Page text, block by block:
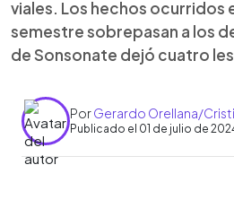
viales. Los hechos ocurridos
semestre sobrepasan a los
de Sonsonate dejó cuatro
PorGerardo Orellana/
Publicado el 01 de julio de